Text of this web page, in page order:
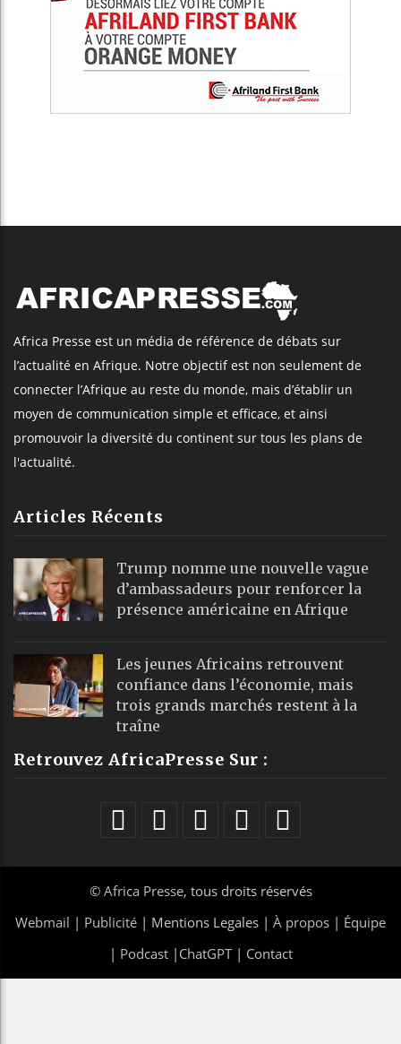
Africa Presse est un média de référence de débats sur
l’actualité en Afrique. Notre objectif est non seulement de
connecter l’Afrique au reste du monde, mais d’établir un
moyen de communication simple et efficace, et ainsi
promouvoir la diversité du continent sur tous les plans de
l'actualité.
Articles Récents
Trump nomme une nouvelle vague
d’ambassadeurs pour renforcer la
présence américaine en Afrique
Les jeunes Africains retrouvent
confiance dans l’économie, mais
trois grands marchés restent à la
traîne
Retrouvez AfricaPresse Sur :
© Africa Presse, tous droits réservés
Webmail | Publicité | Mentions Legales | À propos | Équipe
| Podcast| ChatGPT| Contact